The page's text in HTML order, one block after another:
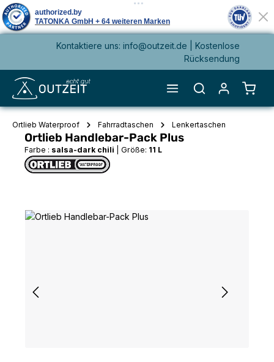
springenKontaktiere uns: info@outzeit.de | Kostenlose
Rücksendung
Ortlieb Waterproof Fahrradtaschen Lenkertaschen
Ortlieb Handlebar-Pack Plus
Farbe : salsa-dark chili Größe: 11 L
Bildergalerie überspringen